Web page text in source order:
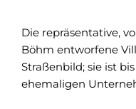
Die repräsentative,
Böhm entworfene
Straßenbild; sie ist
ehemaligen